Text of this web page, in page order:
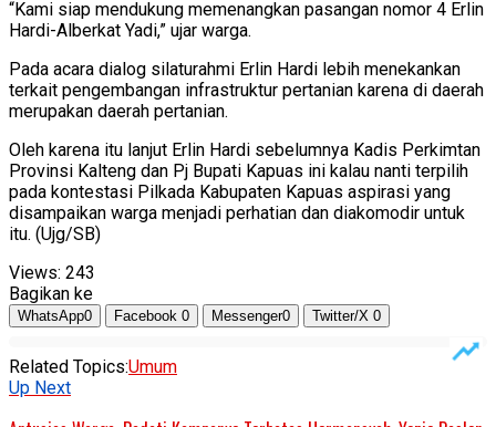
“Kami siap mendukung memenangkan pasangan nomor 4 Erlin
Hardi-Alberkat Yadi,” ujar warga.
Pada acara dialog silaturahmi Erlin Hardi lebih menekankan
terkait pengembangan infrastruktur pertanian karena di daerah
merupakan daerah pertanian.
Oleh karena itu lanjut Erlin Hardi sebelumnya Kadis Perkimtan
Provinsi Kalteng dan Pj Bupati Kapuas ini kalau nanti terpilih
pada kontestasi Pilkada Kabupaten Kapuas aspirasi yang
disampaikan warga menjadi perhatian dan diakomodir untuk
itu. (Ujg/SB)
Views: 243
Bagikan ke
WhatsApp0 Facebook 0 Messenger0 Twitter/X 0
Related Topics:Umum
Up Next